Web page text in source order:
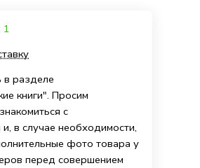
1
в разделе
книги". Просим
с
в случае необходимости,
фото товара у
перед совершением